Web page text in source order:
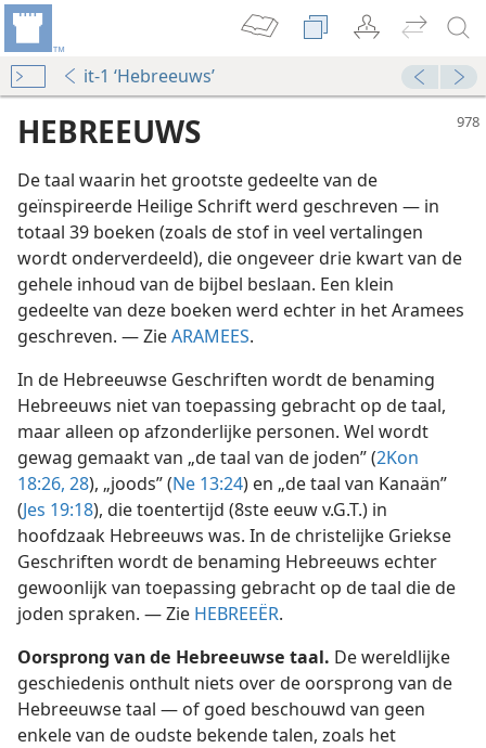
it-1 ‘Hebreeuws’
HEBREEUWS
De taal waarin het grootste gedeelte van de
geïnspireerde Heilige Schrift werd geschreven — in
totaal 39 boeken (zoals de stof in veel vertalingen
wordt onderverdeeld), die ongeveer drie kwart van de
gehele inhoud van de bijbel beslaan. Een klein
gedeelte van deze boeken werd echter in het Aramees
geschreven. — ZieARAMEES.
In de Hebreeuwse Geschriften wordt de benaming
Hebreeuws niet van toepassing gebracht op de taal,
maar alleen op afzonderlijke personen. Wel wordt
gewag gemaakt van „de taal van de joden” (2Kon
18:26, 28), „joods” (Ne 13:24) en „de taal van Kanaän”
(Jes 19:18), die toentertijd (8ste eeuw v.G.T.) in
hoofdzaak Hebreeuws was. In de christelijke Griekse
Geschriften wordt de benaming Hebreeuws echter
gewoonlijk van toepassing gebracht op de taal die de
joden spraken. — Zie HEBREEËR.
Oorsprong van de Hebreeuwse taal. De wereldlijke
geschiedenis onthult niets over de oorsprong van de
Hebreeuwse taal — of goed beschouwd van geen
enkele van de oudste bekende talen, zoals het